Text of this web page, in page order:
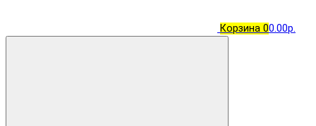
Корзина 00.00р.